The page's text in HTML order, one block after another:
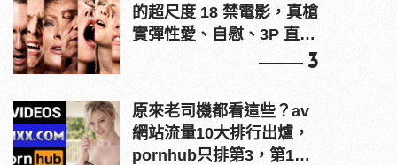
的超尺度 18 禁電影，真槍
實彈性愛、自慰、3P 直接
3
原來老司機都看這些？av
網站流量10大排行出爐，
pornhub只排第3，第1名